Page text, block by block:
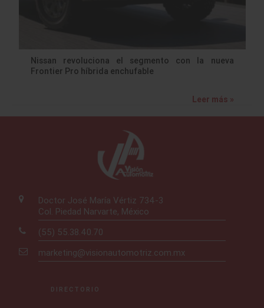
Nissan revoluciona el segmento con la nueva
Frontier Pro híbrida enchufable
Leer más »
Doctor José María Vértiz 734-3
Col. Piedad Narvarte, México
(55) 55.38.40.70
marketing@visionautomotriz.com.mx
DIRECTORIO